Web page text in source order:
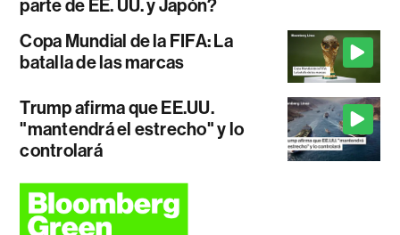
parte de EE. UU. y Japón?
Copa Mundial de la FIFA: La
batalla de las marcas
Trump afirma que EE.UU.
"mantendrá el estrecho" y lo
controlará